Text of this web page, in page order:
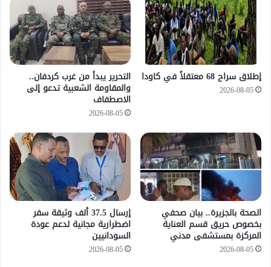
إطلاق سراح 68 معتقلاً في كاودا
2026-08-05
التحرير يبدأ من غرب كردفان..
والمقاومة الشعبية تدعو إلى
الاصطفاف
2026-08-05
الصحة بالجزيرة.. بيان صحفي
بخصوص حريق قسم العناية
المركزة بمستشفى مدني
2026-08-05
إرسال 37.5 ألف وثيقة سفر
اضطرارية مجانية لدعم عودة
السودانيين
2026-08-05